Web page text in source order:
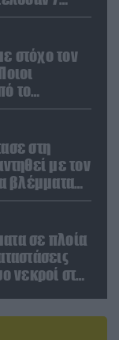
ουκρανικού
στόχο τον
το
στη
με τον
Ρωσία
σε πλοία
νεκροί στην